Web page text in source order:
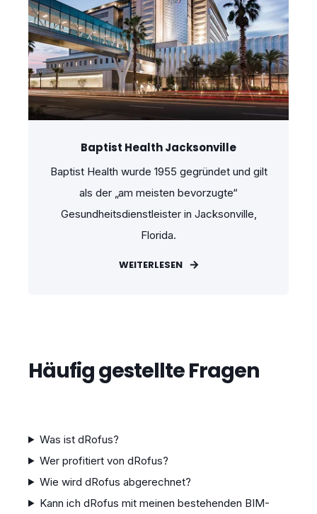
Baptist Health Jacksonville
Baptist Health wurde 1955 gegründet und gilt
als der „am meisten bevorzugte“
Gesundheitsdienstleister in Jacksonville,
Florida.
WEITERLESEN
Häufig gestellte Fragen
Was ist dRofus?
Wer profitiert von dRofus?
Wie wird dRofus abgerechnet?
Kann ich dRofus mit meinen bestehenden BIM-